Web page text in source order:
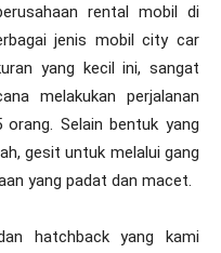
rental mobil di
jenis mobil city car
yang kecil ini, sangat
melakukan perjalanan
Selain bentuk yang
gesit untuk melalui gang
yang padat dan macet.
hatchback yang kami